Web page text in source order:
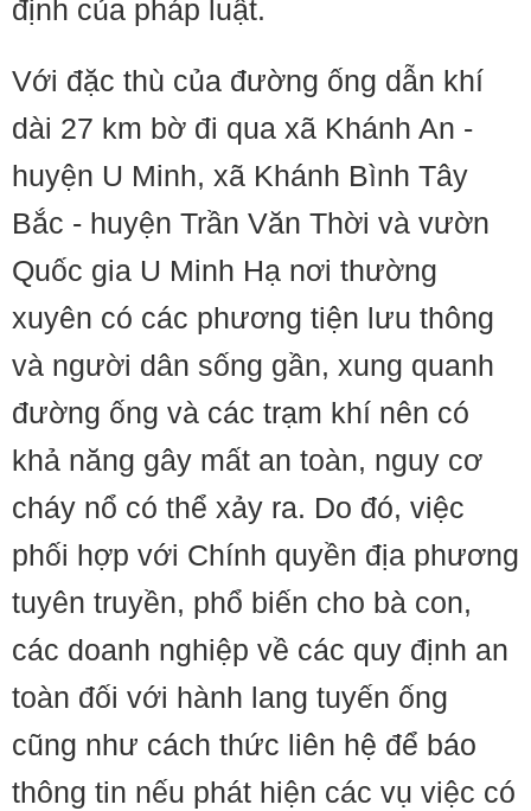
định của pháp luật.
Với đặc thù của đường ống dẫn khí
dài 27 km bờ đi qua xã Khánh An -
huyện U Minh, xã Khánh Bình Tây
Bắc - huyện Trần Văn Thời và vườn
Quốc gia U Minh Hạ nơi thường
xuyên có các phương tiện lưu thông
và người dân sống gần, xung quanh
đường ống và các trạm khí nên có
khả năng gây mất an toàn, nguy cơ
cháy nổ có thể xảy ra. Do đó, việc
phối hợp với Chính quyền địa phương
tuyên truyền, phổ biến cho bà con,
các doanh nghiệp về các quy định an
toàn đối với hành lang tuyến ống
cũng như cách thức liên hệ để báo
thông tin nếu phát hiện các vụ việc có